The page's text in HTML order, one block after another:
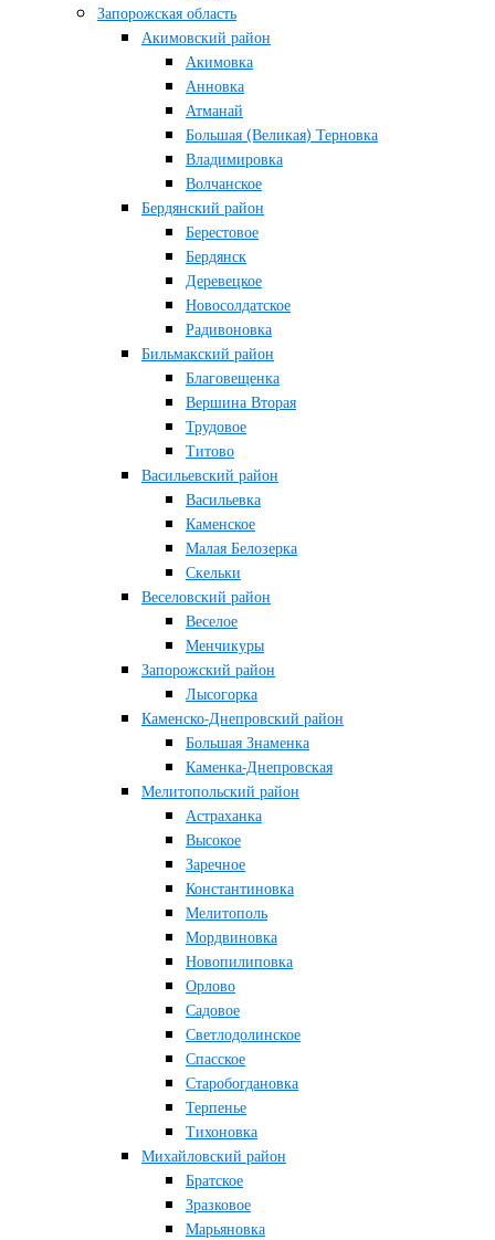
Запорожская область
Акимовский район
Акимовка
Анновка
Атманай
Большая (Великая) Терновка
Владимировка
Волчанское
Бердянский район
Берестовое
Бердянск
Деревецкое
Новосолдатское
Радивоновка
Бильмакский район
Благовещенка
Вершина Вторая
Трудовое
Титово
Васильевский район
Васильевка
Каменское
Малая Белозерка
Скельки
Веселовский район
Веселое
Менчикуры
Запорожский район
Лысогорка
Каменско-Днепровский район
Большая Знаменка
Каменка-Днепровская
Мелитопольский район
Астраханка
Высокое
Заречное
Константиновка
Мелитополь
Мордвиновка
Новопилиповка
Орлово
Садовое
Светлодолинское
Спасское
Старобогдановка
Терпенье
Тихоновка
Михайловский район
Братское
Зразковое
Марьяновка